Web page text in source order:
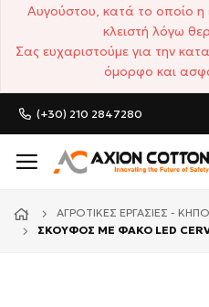
Αυγούστου, κατά το οποίο η
κλειστή λόγω
Σας ευχαριστούμε για την
όμορφο και
(+30) 210 2847280
ΑΓΡΟΤΙΚΈΣ ΕΡΓΑΣΊΕΣ -
ΣΚΟΥΦΟΣ ΜΕ ΦΑΚΟ LED